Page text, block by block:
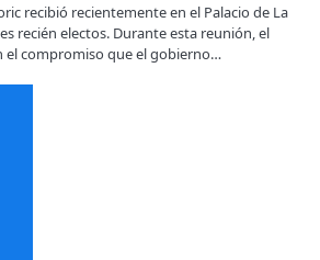
recibió recientemente en el Palacio de La
recién electos. Durante esta reunión, el
el compromiso que el gobierno…